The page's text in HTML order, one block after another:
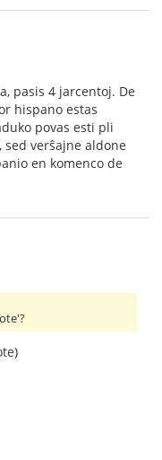
pasis 4 jarcentoj. De
hispano estas
povas esti pli
verŝajne aldone
en komenco de